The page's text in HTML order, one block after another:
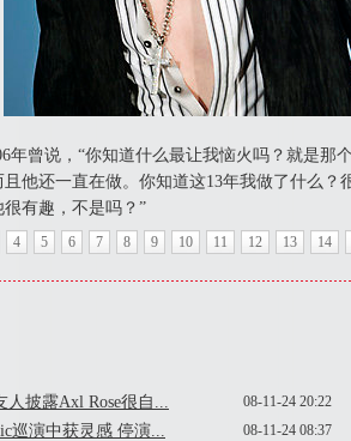
年曾说，“你知道什么最让我恼火吗？就是那
他还一直在做。你知道这13年我做了什么？
有趣，不是吗？”
4 5 6 7 8 9 10 11 12 13 14
08-11-24 20:22
披露Axl Rose很自...
08-11-24 08:37
巡演中获灵感 停演...